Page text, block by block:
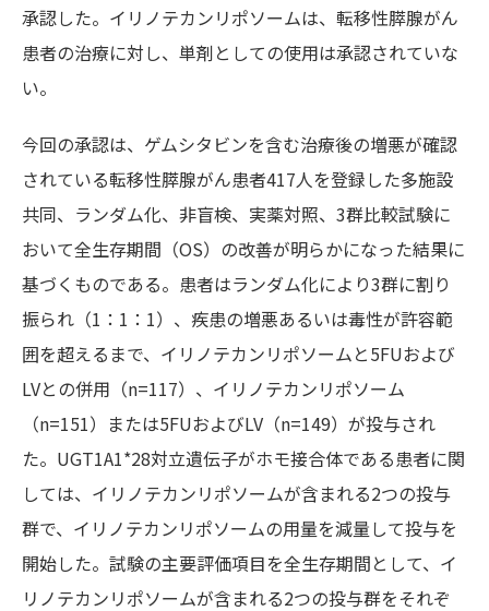
承認した。イリノテカンリポソームは、転移性膵腺がん
患者の治療に対し、単剤としての使用は承認されていな
い。
今回の承認は、ゲムシタビンを含む治療後の増悪が確認
されている転移性膵腺がん患者417人を登録した多施設
共同、ランダム化、非盲検、実薬対照、3群比較試験に
おいて全生存期間（OS）の改善が明らかになった結果に
基づくものである。患者はランダム化により3群に割り
振られ（1：1：1）、疾患の増悪あるいは毒性が許容範
囲を超えるまで、イリノテカンリポソームと5FUおよび
LVとの併用（n=117）、イリノテカンリポソーム
（n=151）または5FUおよびLV（n=149）が投与され
た。UGT1A1*28対立遺伝子がホモ接合体である患者に関
しては、イリノテカンリポソームが含まれる2つの投与
群で、イリノテカンリポソームの用量を減量して投与を
開始した。試験の主要評価項目を全生存期間として、イ
リノテカンリポソームが含まれる2つの投与群をそれぞ